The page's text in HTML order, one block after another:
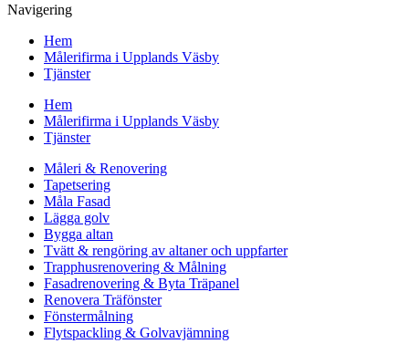
Navigering
Hem
Målerifirma i Upplands Väsby
Tjänster
Hem
Målerifirma i Upplands Väsby
Tjänster
Måleri & Renovering
Tapetsering
Måla Fasad
Lägga golv
Bygga altan
Tvätt & rengöring av altaner och uppfarter
Trapphusrenovering & Målning
Fasadrenovering & Byta Träpanel
Renovera Träfönster
Fönstermålning
Flytspackling & Golvavjämning